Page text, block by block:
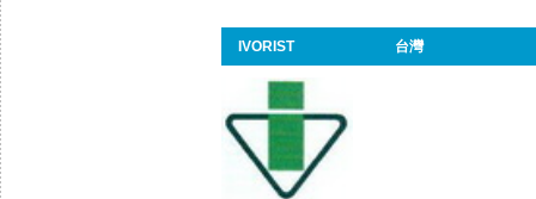
IVORIST 台灣